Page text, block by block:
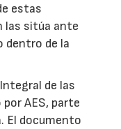
estas
las sitúa ante
dentro de la
de las
por AES, parte
El documento